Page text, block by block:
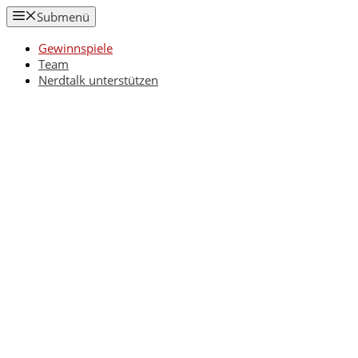
Zum
Inhalt
springen
Submenü
Gewinnspiele
Team
Nerdtalk unterstützen